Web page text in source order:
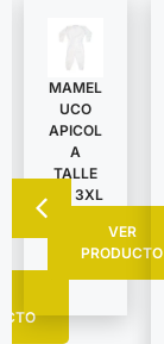
MAMEL
UCO
APICOL
A
TALLE
S A 3XL
VER
PRODUCTO